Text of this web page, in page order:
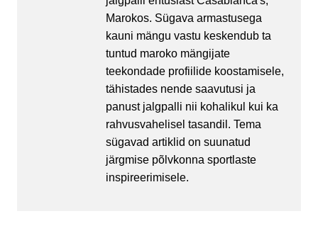
Marokos. Sügava armastusega
kauni mängu vastu keskendub ta
tuntud maroko mängijate
teekondade profiilide koostamisele,
tähistades nende saavutusi ja
panust jalgpalli nii kohalikul kui ka
rahvusvahelisel tasandil. Tema
sügavad artiklid on suunatud
järgmise põlvkonna sportlaste
inspireerimisele.